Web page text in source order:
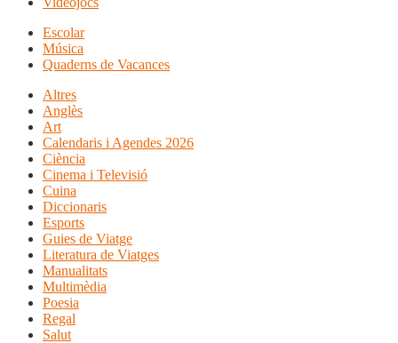
Escolar
Música
Quaderns de Vacances
Altres
Anglès
Art
Calendaris i Agendes 2026
Ciència
Cinema i Televisió
Cuina
Diccionaris
Esports
Guies de Viatge
Literatura de Viatges
Manualitats
Multimèdia
Poesia
Regal
Salut